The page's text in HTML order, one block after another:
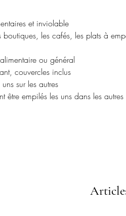
et inviolable
les cafés, les plats à
ou général
couvercles inclus
sur les autres
être empilés les uns dans les